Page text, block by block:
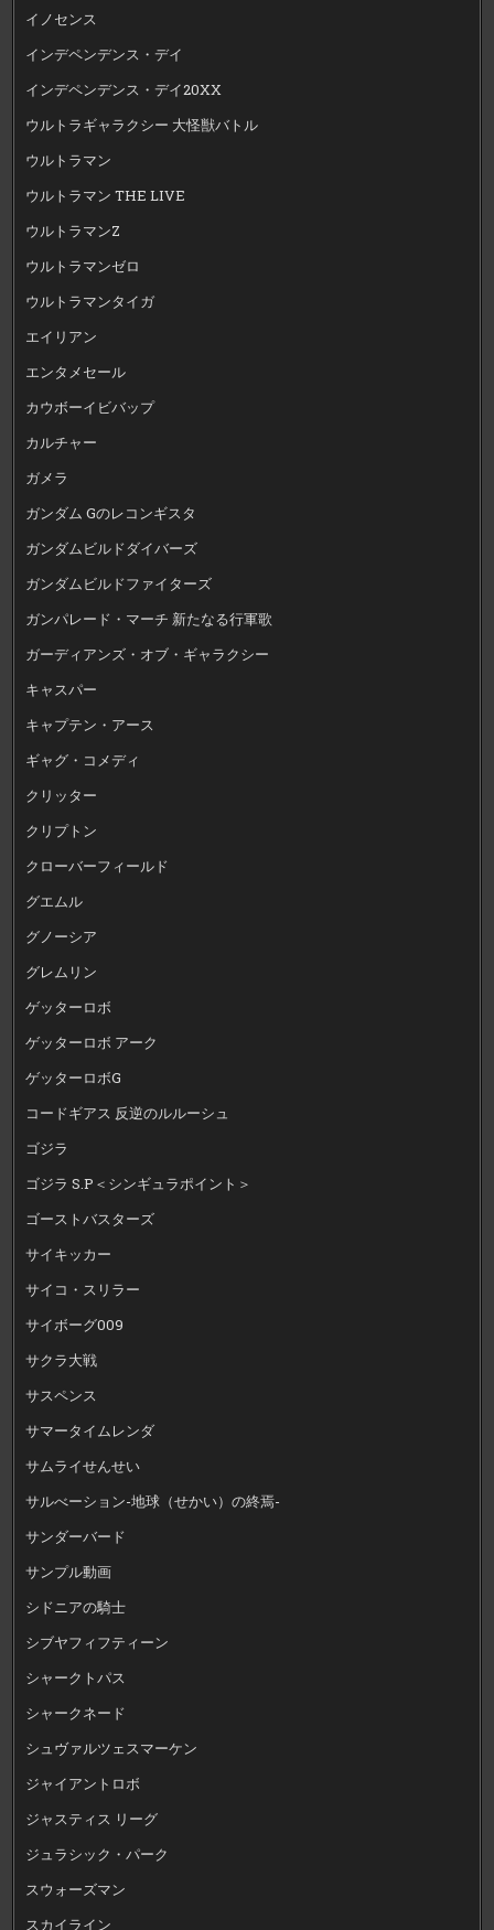
イノセンス
インデペンデンス・デイ
インデペンデンス・デイ20XX
ウルトラギャラクシー 大怪獣バトル
ウルトラマン
ウルトラマン THE LIVE
ウルトラマンZ
ウルトラマンゼロ
ウルトラマンタイガ
エイリアン
エンタメセール
カウボーイビバップ
カルチャー
ガメラ
ガンダム Gのレコンギスタ
ガンダムビルドダイバーズ
ガンダムビルドファイターズ
ガンパレード・マーチ 新たなる行軍歌
ガーディアンズ・オブ・ギャラクシー
キャスパー
キャプテン・アース
ギャグ・コメディ
クリッター
クリプトン
クローバーフィールド
グエムル
グノーシア
グレムリン
ゲッターロボ
ゲッターロボ アーク
ゲッターロボG
コードギアス 反逆のルルーシュ
ゴジラ
ゴジラ S.P＜シンギュラポイント＞
ゴーストバスターズ
サイキッカー
サイコ・スリラー
サイボーグ009
サクラ大戦
サスペンス
サマータイムレンダ
サムライせんせい
サルべーション-地球（せかい）の終焉-
サンダーバード
サンプル動画
シドニアの騎士
シブヤフィフティーン
シャークトパス
シャークネード
シュヴァルツェスマーケン
ジャイアントロボ
ジャスティス リーグ
ジュラシック・パーク
スウォーズマン
スカイライン